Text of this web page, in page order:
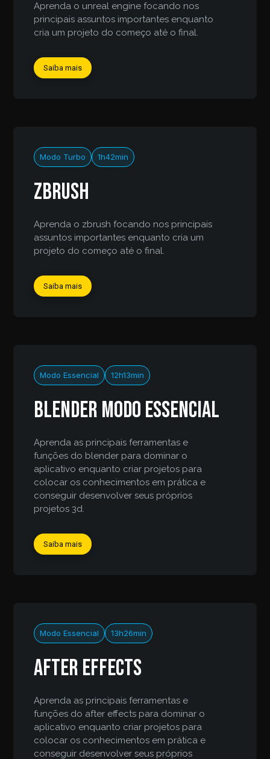
Aprenda o unreal engine focando nos
principais assuntos importantes enquanto
cria um projeto do começo até o final.
Saiba mais
Modo Turbo 1h42min
Zbrush
Aprenda o zbrush focando nos principais
assuntos importantes enquanto cria um
projeto do começo até o final.
Saiba mais
Modo Essencial 12h13min
Blender modo essencial
Aprenda as principais ferramentas e
funções do blender para dominar o
aplicativo enquanto criar projetos para
colocar os conhecimentos em prática e
conseguir desenvolver seus próprios
projetos 3d.
Saiba mais
Modo Essencial 13h26min
After Effects
Aprenda as principais ferramentas e
funções do after effects para dominar o
aplicativo enquanto criar projetos para
colocar os conhecimentos em prática e
conseguir desenvolver seus próprios